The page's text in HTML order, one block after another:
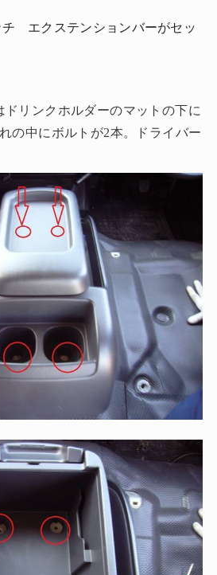
チ エクステンションバーがセッ
ドリンクホルダーのマットの下に
の中にボルトが2本。ドライバー